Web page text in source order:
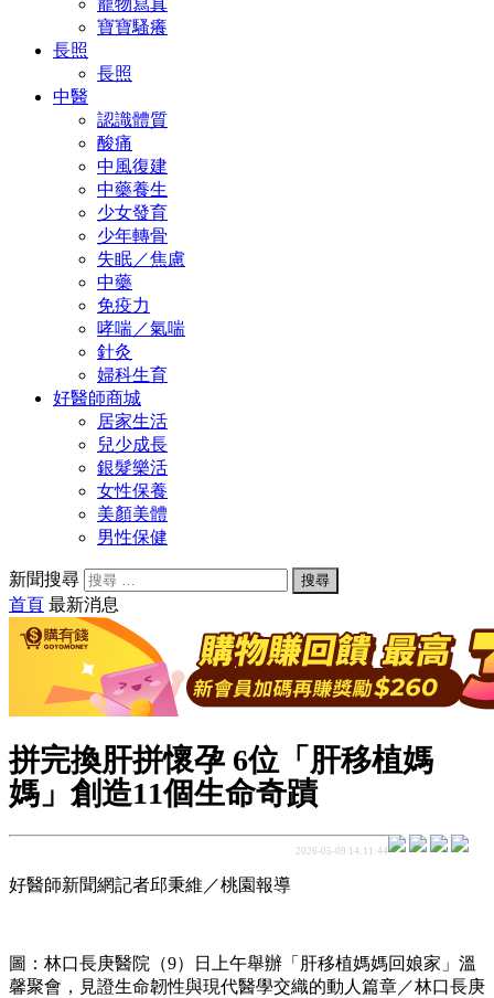
寵物寫真
寶寶騷癢
長照
長照
中醫
認識體質
酸痛
中風復建
中藥養生
少女發育
少年轉骨
失眠／焦慮
中藥
免疫力
哮喘／氣喘
針灸
婦科生育
好醫師商城
居家生活
兒少成長
銀髮樂活
女性保養
美顏美體
男性保健
新聞搜尋
首頁 最新消息
拼完換肝拼懷孕 6位「肝移植媽
媽」創造11個生命奇蹟
2026-05-09 14:11:44
好醫師新聞網記者邱秉維／桃園報導
圖：林口長庚醫院（9）日上午舉辦「肝移植媽媽回娘家」溫
馨聚會，見證生命韌性與現代醫學交織的動人篇章／林口長庚